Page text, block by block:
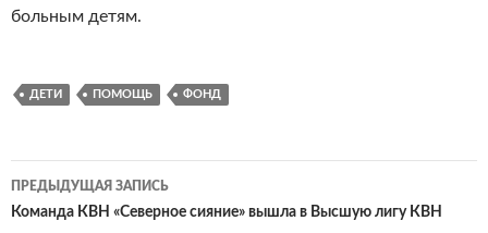
больным детям.
ДЕТИ ПОМОЩЬ ФОНД
Навигация
ПРЕДЫДУЩАЯ ЗАПИСЬ
Команда КВН «Северное сияние» вышла в Высшую лигу КВН